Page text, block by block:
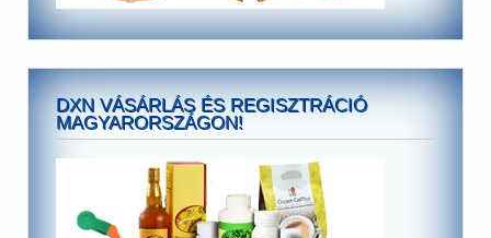
DXN VÁSÁRLÁS ÉS REGISZTRÁCIÓ
MAGYARORSZÁGON!